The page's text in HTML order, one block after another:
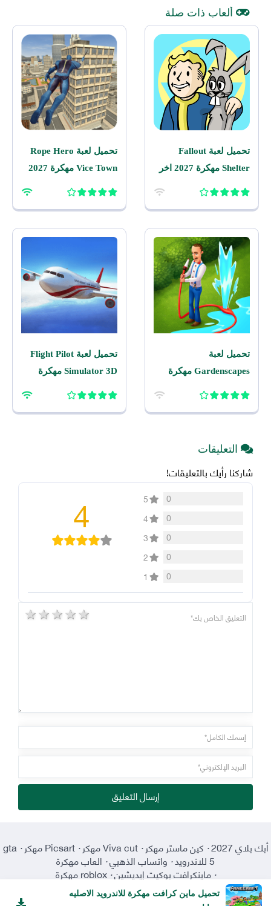
ألعاب ذات صلة
تحميل لعبة Fallout
Shelter مهكرة 2027 اخر
تحميل لعبة Rope Hero
Vice Town مهكرة 2027
تحميل لعبة
Gardenscapes مهكرة
تحميل لعبة Flight Pilot
Simulator 3D مهكرة
التعليقات
شاركنا رأيك بالتعليقات!
0
5
0
4
0
3
0
2
0
1
4
5 stars 4 stars 3 stars 2 stars 1 star
إرسال التعليق
تحميل ماين كرافت مهكرة للاندرويد الاصليه
أبك بلاي 2027 · كين ماستر مهكر·Viva cut مهكر ·Picsart مهكر ·
gta
5 للاندرويد ·واتساب الذهبي· العاب مهكرة
·ماينكرافت بوكيت إيديشين·roblox مهكرة